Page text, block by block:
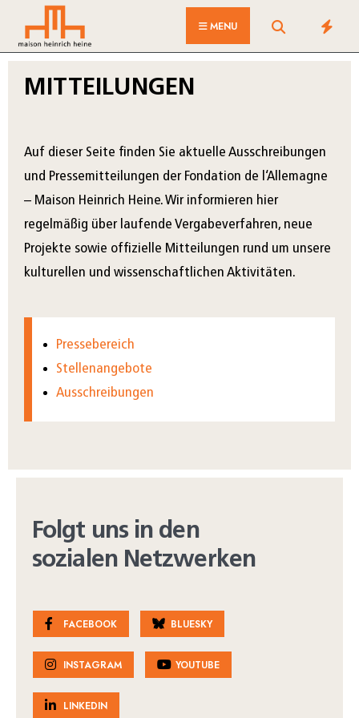
MENU
MITTEILUNGEN
Auf dieser Seite finden Sie aktuelle Ausschreibungen
und Pressemitteilungen der Fondation de l‘Allemagne
– Maison Heinrich Heine. Wir informieren hier
regelmäßig über laufende Vergabeverfahren, neue
Projekte sowie offizielle Mitteilungen rund um unsere
kulturellen und wissenschaftlichen Aktivitäten.
Pressebereich
Stellenangebote
Ausschreibungen
Folgt uns in den
sozialen Netzwerken
FACEBOOK BLUESKY
INSTAGRAM YOUTUBE
LINKEDIN